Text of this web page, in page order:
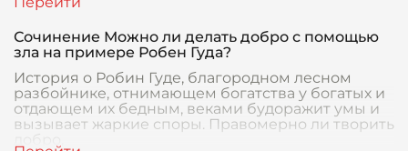
Сочинение Можно ли делать добро с помощью
зла на примере Робен Гуда?
История о Робин Гуде, благородном лесном
разбойнике, отнимающем богатства у богатых и
отдающем их бедным, веками будоражит умы и
вызывает жаркие споры. Правомерно ли творить
добро,